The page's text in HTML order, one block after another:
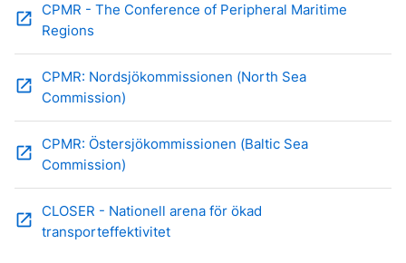
open_in_new
CPMR - The Conference of Peripheral Maritime
Regions
open_in_new
CPMR: Nordsjökommissionen (North Sea
Commission)
open_in_new
CPMR: Östersjökommissionen (Baltic Sea
Commission)
open_in_new
CLOSER - Nationell arena för ökad
transporteffektivitet